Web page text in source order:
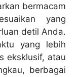
bermacam
yang
detil Anda.
yang lebih
eksklusif, atau
berbagai